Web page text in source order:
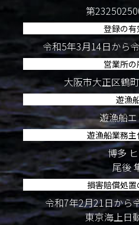
第
登録の有
令和5年3月14日から
営業所の
大阪市大正区鶴
遊漁
遊漁船
遊漁船業務
博多
尾後
損害賠償処
令和7年2月21日から
東京海上日